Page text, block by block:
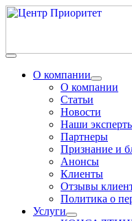
О компании
О компании
Статьи
Новости
Наши
Партнеры
Признание и
Анонсы
Клиенты
Отзывы
Политика о
Услуги